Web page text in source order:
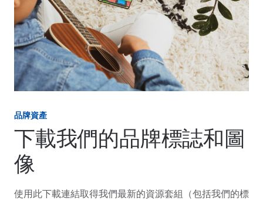
品牌資產
下載我們的品牌標誌和圖
像
使用此下載連結取得我們最新的資源套組（包括我們的標